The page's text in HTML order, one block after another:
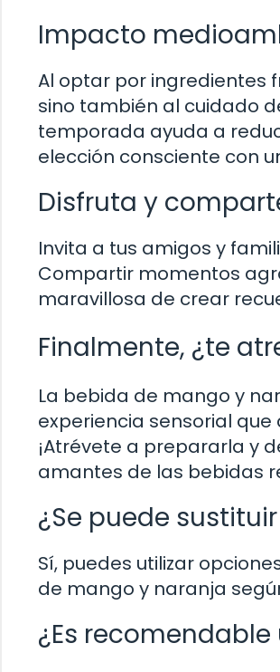
Impacto
Al optar por ingredientes
sino también al cuidado
temporada ayuda a
elección consciente con
Disfruta y
Invita a tus amigos y
Compartir momentos
maravillosa de crear
Finalmente, ¿te
La bebida de mango y
experiencia sensorial
¡Atrévete a prepararla y
amantes de las bebidas
¿Se puede
Sí, puedes utilizar
de mango y naranja
¿Es